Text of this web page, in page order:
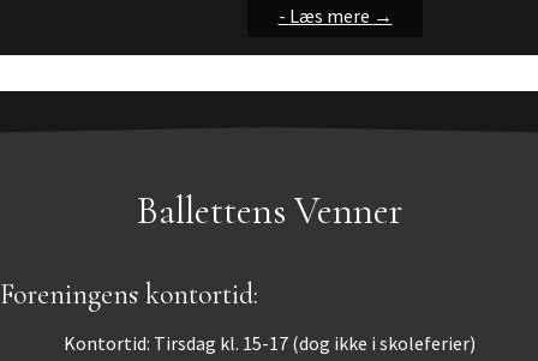
- Læs mere →
- Læs mere →
- Læs mere →
Ballettens Venner
Foreningens kontortid:
Kontortid: Tirsdag kl. 15-17 (dog ikke i skoleferier)